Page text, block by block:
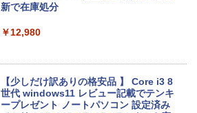
新で在庫処分
￥12,980
【少しだけ訳ありの格安品 】 Core i3 8
世代 windows11 レビュー記載でテンキ
ープレゼント ノートパソコン 設定済み